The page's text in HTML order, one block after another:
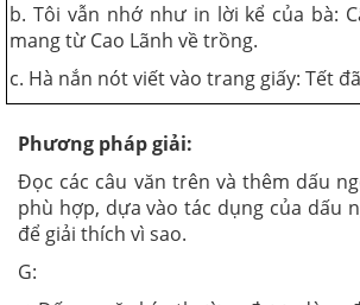
b. Tôi vẫn nhớ như in lời kể của bà:
mang từ Cao Lãnh về trồng.
c. Hà nắn nót viết vào trang giấy: Tết
Phương pháp giải:
Đọc các câu văn trên và thêm dấu
phù hợp, dựa vào tác dụng của dấu
để giải thích vì sao.
G: